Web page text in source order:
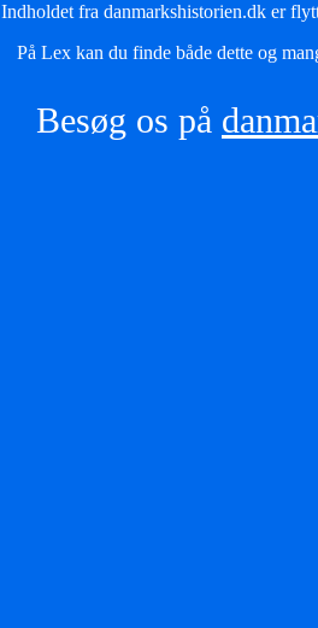
Indholdet fra danmarkshistorien.dk er
På Lex kan du finde både dette og
Besøg os på